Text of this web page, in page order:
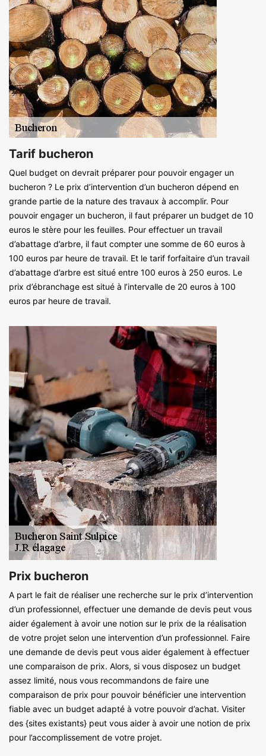
Tarif bucheron
Quel budget on devrait préparer pour pouvoir engager un
bucheron ? Le prix d’intervention d’un bucheron dépend en
grande partie de la nature des travaux à accomplir. Pour
pouvoir engager un bucheron, il faut préparer un budget de 10
euros le stère pour les feuilles. Pour effectuer un travail
d’abattage d’arbre, il faut compter une somme de 60 euros à
100 euros par heure de travail. Et le tarif forfaitaire d’un travail
d’abattage d’arbre est situé entre 100 euros à 250 euros. Le
prix d’ébranchage est situé à l’intervalle de 20 euros à 100
euros par heure de travail.
Prix bucheron
A part le fait de réaliser une recherche sur le prix d’intervention
d’un professionnel, effectuer une demande de devis peut vous
aider également à avoir une notion sur le prix de la réalisation
de votre projet selon une intervention d’un professionnel. Faire
une demande de devis peut vous aider également à effectuer
une comparaison de prix. Alors, si vous disposez un budget
assez limité, nous vous recommandons de faire une
comparaison de prix pour pouvoir bénéficier une intervention
fiable avec un budget adapté à votre pouvoir d’achat. Visiter
des {sites existants} peut vous aider à avoir une notion de prix
pour l’accomplissement de votre projet.